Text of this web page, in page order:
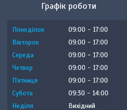
Графік роботи
Понеділок 09:00
17:00
Вівторок
09:00
17:00
Середа
09:00
17:00
Четвер
09:00
17:00
Пʼятниця
09:00
17:00
Субота
09:30
14:00
Неділя
Вихідний